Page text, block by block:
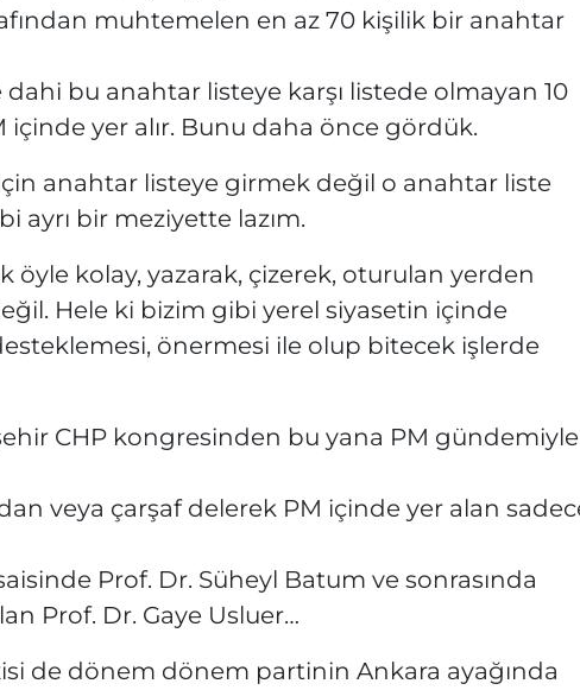
muhtemelen en az 70 kişilik bir anahtar
bu anahtar listeye karşı listede olmayan 10
içinde yer alır. Bunu daha önce gördük.
anahtar listeye girmek değil o anahtar liste
ayrı bir meziyette lazım.
öyle kolay, yazarak, çizerek, oturulan yerden
Hele ki bizim gibi yerel siyasetin içinde
önermesi ile olup bitecek işlerde
CHP kongresinden bu yana PM gündemiyle
veya çarşaf delerek PM içinde yer alan
Prof. Dr. Süheyl Batum ve sonrasında
Prof. Dr. Gaye Usluer…
de dönem dönem partinin Ankara ayağında